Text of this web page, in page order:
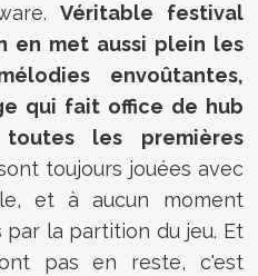
Véritable festival
en met aussi plein les
envoûtantes,
qui fait office de hub
les premières
toujours jouées avec
et à aucun moment
par la partition du jeu. Et
pas en reste, c'est